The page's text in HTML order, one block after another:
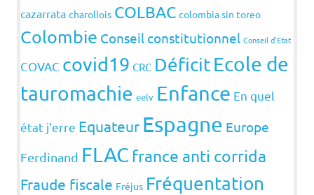
cazarrata charollois COLBAC colombia sin toreo
Colombie Conseil constitutionnel Conseil d'Etat
COVAC covid19 CRC DéficitEcole de
tauromachie eelv Enfance En quel
état j'erre Equateur Espagne Europe
Ferdinand FLAC france anti corrida
Fraude fiscale Fréjus Fréquentation